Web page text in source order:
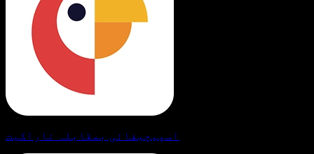
اسپیچیفائی بمقابلہ ناراکیت